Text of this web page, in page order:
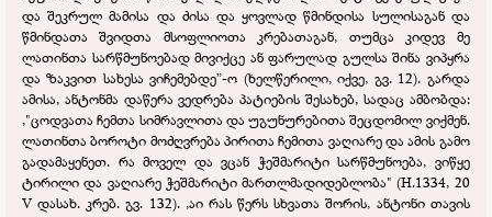
და შეკრულ მამისა და ძისა და ყოვლად წმინდისა სულისაგან და
წმინდათა შვიდთა მსოფლიოთა კრებათაგან, თუმცა კიდევ მე
ლათინთა სარწმუნოებად მივიქცე ან ფარულად გულსა შინა ვიპყრა
და ზაკვით სახესა ვიჩემებდე”-ო (ხელწერილი, იქვე, გვ. 12). გარდა
ამისა, ანტონმა დაწერა ვედრება პატიების შესახებ, სადაც ამბობდა:
,"ცოდვათა ჩემთა სიმრავლითა და უგუნურებითა შეცდომილ ვიქმენ.
ლათინთა ბოროტი მოძღვრება პირითა ჩემითა ვაღიარე და ამის გამო
გადამაყენეთ. რა მოველ და ვცან ჭეშმარიტი სარწმუნოება, ვიწყე
ტირილი და ვაღიარე ჭეშმარიტი მართლმადიდებლობა" (H.1334, 20
V დასახ. კრებ. გვ. 132). ,აი რას წერს სხვათა შორის, ანტონი თავის